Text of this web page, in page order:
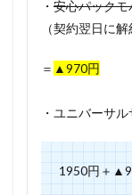
・ 安心パックモ
（契約翌日に
＝ ▲970円
・ユニバーサ
1950円＋